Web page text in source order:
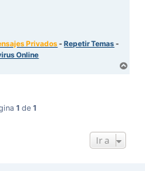
Privados-Repetir Temas-
Online
1 de 1
Ir a